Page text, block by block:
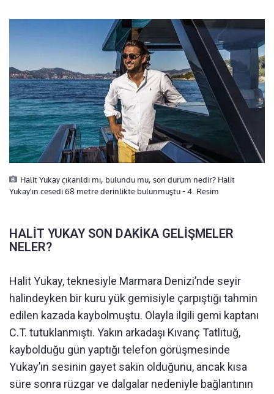
Halit Yukay çıkarıldı mı, bulundu mu, son durum nedir? Halit
Yukay'ın cesedi 68 metre derinlikte bulunmuştu - 4. Resim
HALİT YUKAY SON DAKİKA GELİŞMELER
NELER?
Halit Yukay, teknesiyle Marmara Denizi’nde seyir
halindeyken bir kuru yük gemisiyle çarpıştığı tahmin
edilen kazada kaybolmuştu. Olayla ilgili gemi kaptanı
C.T. tutuklanmıştı. Yakın arkadaşı Kıvanç Tatlıtuğ,
kaybolduğu gün yaptığı telefon görüşmesinde
Yukay’ın sesinin gayet sakin olduğunu, ancak kısa
süre sonra rüzgar ve dalgalar nedeniyle bağlantının